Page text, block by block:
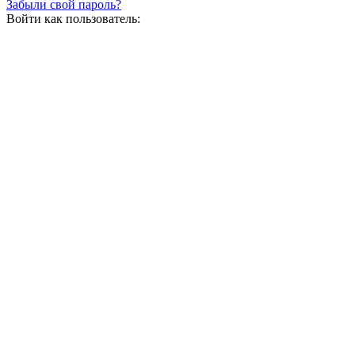
Забыли свой пароль?
Войти как пользователь: